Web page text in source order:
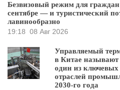
Безвизовый режим для
сентябре — и туристический
лавинообразно
19:18 08 Авг 2026
Управляемый
в Китае называют
один из ключевых
отраслей
2030-го года